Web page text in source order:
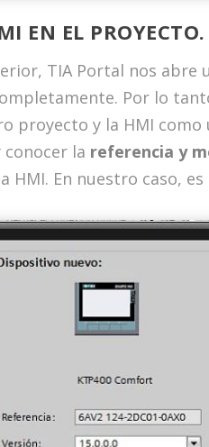
EN EL PROYECTO.
TIA Portal nos abre
Por lo
proyecto y la HMI como
la referencia y
En nuestro caso,